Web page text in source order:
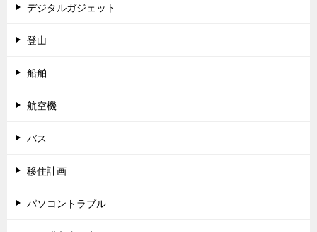
デジタルガジェット
登山
船舶
航空機
バス
移住計画
パソコントラブル